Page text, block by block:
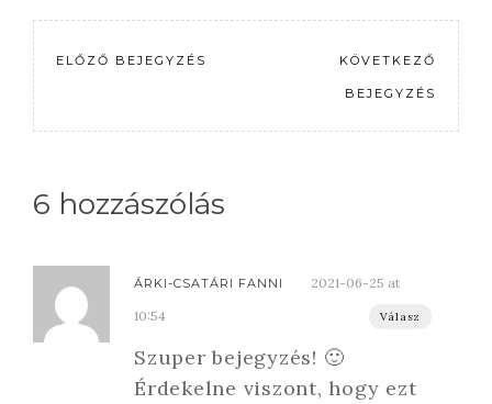
ELŐZŐ BEJEGYZÉS KÖVETKEZŐ
BEJEGYZÉS
6 hozzászólás
ÁRKI-CSATÁRI FANNI
2021-06-25 at
10:54
Válasz
Szuper bejegyzés! 🙂
Érdekelne viszont, hogy ezt